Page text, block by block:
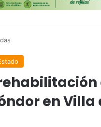
en Villa